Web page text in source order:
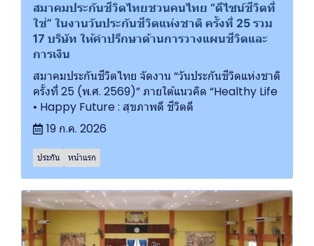
สมาคมประกันชีวิตไทยชวนคนไทย “ดีไซน์ชีวิตที่
ใช่” ในงานวันประกันชีวิตแห่งชาติ ครั้งที่ 25 รวม
17 บริษัท ให้คำปรึกษาด้านการวางแผนชีวิตและ
การเงิน
สมาคมประกันชีวิตไทย จัดงาน “วันประกันชีวิตแห่งชาติ
ครั้งที่ 25 (พ.ศ. 2569)” ภายใต้แนวคิด “Healthy Life
• Happy Future : สุขภาพดี ชีวิตดี
19 ก.ค. 2026
ประกัน หน้าแรก